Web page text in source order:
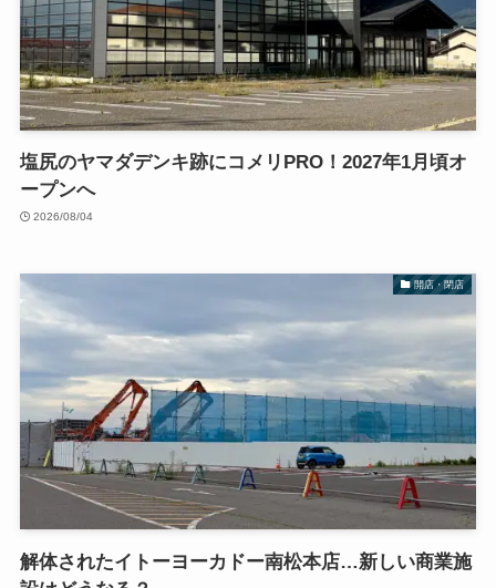
塩尻のヤマダデンキ跡にコメリPRO！2027年1月頃オ
ープンへ
2026/08/04
開店・閉店
解体されたイトーヨーカドー南松本店…新しい商業施